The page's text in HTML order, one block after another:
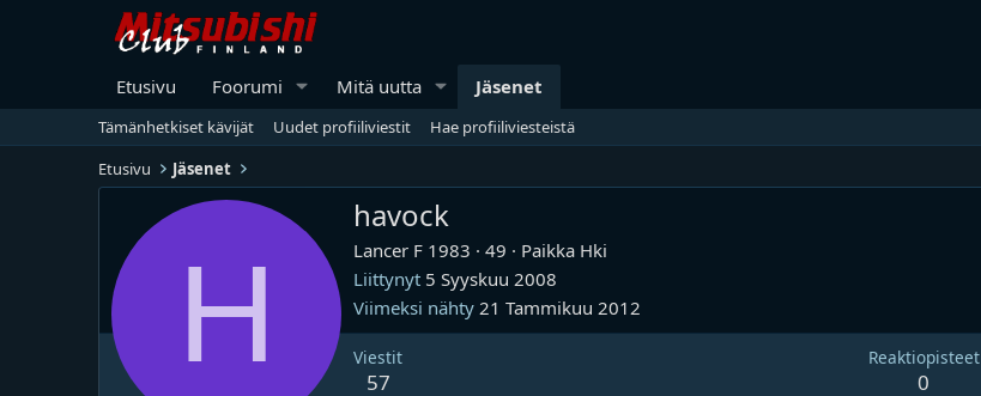
Etusivu Foorumi Mitä uutta Jäsenet
Tämänhetkiset kävijät Uudet profiiliviestit
Hae profiiliviesteistä
Etusivu
Jäsenet
H
havock
Lancer F 1983 · 49 · Paikka Hki
Liittynyt 5 Syyskuu 2008
Viimeksi nähty 21 Tammikuu 2012
Viestit
57
Reaktiopisteet
0